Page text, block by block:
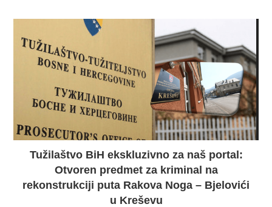
Tužilaštvo BiH ekskluzivno za naš portal:
Otvoren predmet za kriminal na
rekonstrukciji puta Rakova Noga – Bjelovići
u Kreševu